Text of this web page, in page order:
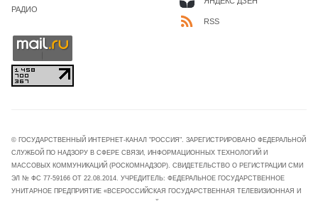
РАДИО
RSS
© ГОСУДАРСТВЕННЫЙ ИНТЕРНЕТ-КАНАЛ "РОССИЯ". ЗАРЕГИСТРИРОВАНО ФЕДЕРАЛЬНОЙ
СЛУЖБОЙ ПО НАДЗОРУ В СФЕРЕ СВЯЗИ, ИНФОРМАЦИОННЫХ ТЕХНОЛОГИЙ И
МАССОВЫХ КОММУНИКАЦИЙ (РОСКОМНАДЗОР). СВИДЕТЕЛЬСТВО О РЕГИСТРАЦИИ СМИ
ЭЛ № ФС 77-59166 ОТ 22.08.2014. УЧРЕДИТЕЛЬ: ФЕДЕРАЛЬНОЕ ГОСУДАРСТВЕННОЕ
УНИТАРНОЕ ПРЕДПРИЯТИЕ «ВСЕРОССИЙСКАЯ ГОСУДАРСТВЕННАЯ ТЕЛЕВИЗИОННАЯ И